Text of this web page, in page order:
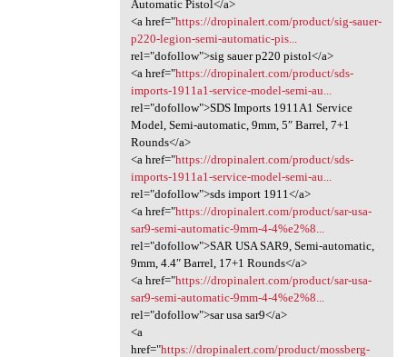
Automatic Pistol</a>
<a href="https://dropinalert.com/product/sig-sauer-
p220-legion-semi-automatic-pis...
rel="dofollow">sig sauer p220 pistol</a>
<a href="https://dropinalert.com/product/sds-
imports-1911a1-service-model-semi-au...
rel="dofollow">SDS Imports 1911A1 Service
Model, Semi-automatic, 9mm, 5″ Barrel, 7+1
Rounds</a>
<a href="https://dropinalert.com/product/sds-
imports-1911a1-service-model-semi-au...
rel="dofollow">sds import 1911</a>
<a href="https://dropinalert.com/product/sar-usa-
sar9-semi-automatic-9mm-4-4%e2%8...
rel="dofollow">SAR USA SAR9, Semi-automatic,
9mm, 4.4″ Barrel, 17+1 Rounds</a>
<a href="https://dropinalert.com/product/sar-usa-
sar9-semi-automatic-9mm-4-4%e2%8...
rel="dofollow">sar usa sar9</a>
<a
href="https://dropinalert.com/product/mossberg-